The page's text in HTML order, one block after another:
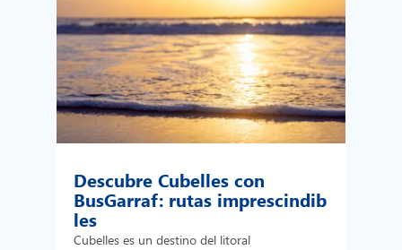
Descubre Cubelles con
BusGarraf: rutas imprescindib
les
Cubelles es un destino del litoral